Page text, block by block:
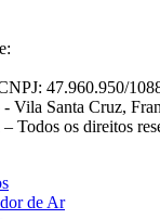
47.960.950/
Vila Santa Cruz,
Todos os direitos
de Ar